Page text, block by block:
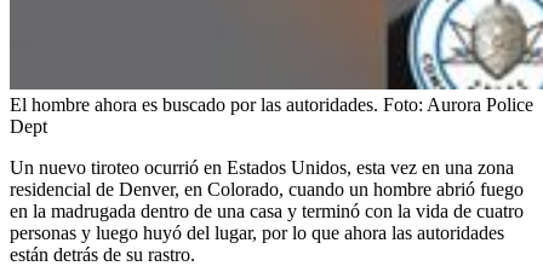
El hombre ahora es buscado por las autoridades. Foto: Aurora Police
Dept
Un nuevo tiroteo ocurrió en Estados Unidos, esta vez en una zona
residencial de Denver, en Colorado, cuando un hombre abrió fuego
en la madrugada dentro de una casa y terminó con la vida de cuatro
personas y luego huyó del lugar, por lo que ahora las autoridades
están detrás de su rastro.